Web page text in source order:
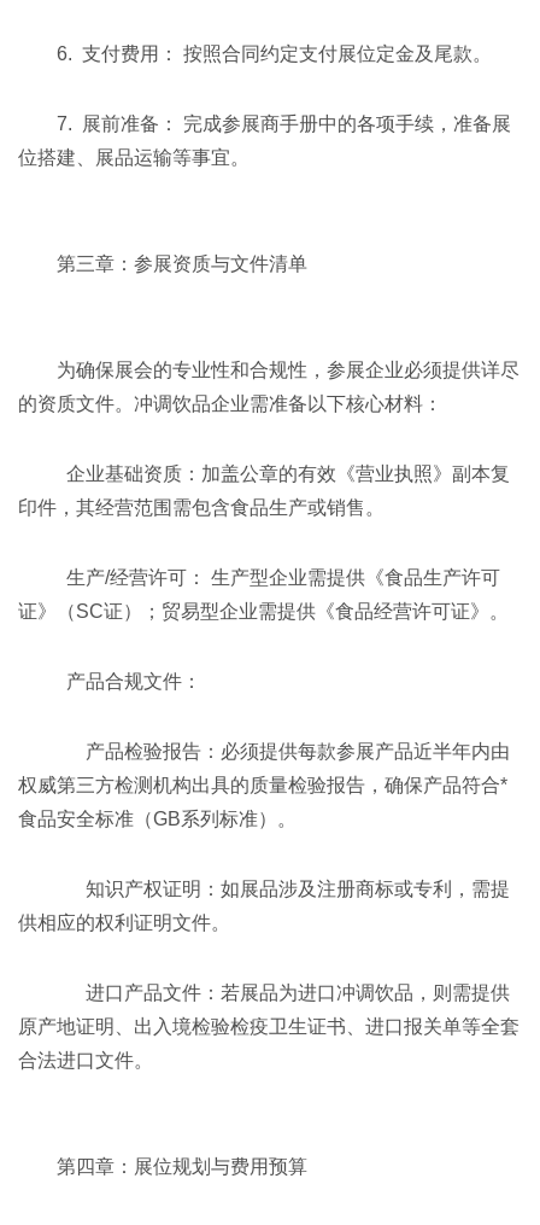
6. 支付费用： 按照合同约定支付展位定金及尾款。
7. 展前准备： 完成参展商手册中的各项手续，准备展
位搭建、展品运输等事宜。
第三章：参展资质与文件清单
为确保展会的专业性和合规性，参展企业必须提供详尽
的资质文件。冲调饮品企业需准备以下核心材料：
企业基础资质：加盖公章的有效《营业执照》副本复
印件，其经营范围需包含食品生产或销售。
生产/经营许可： 生产型企业需提供《食品生产许可
证》（SC证）；贸易型企业需提供《食品经营许可证》。
产品合规文件：
产品检验报告：必须提供每款参展产品近半年内由
权威第三方检测机构出具的质量检验报告，确保产品符合*
食品安全标准（GB系列标准）。
知识产权证明：如展品涉及注册商标或专利，需提
供相应的权利证明文件。
进口产品文件：若展品为进口冲调饮品，则需提供
原产地证明、出入境检验检疫卫生证书、进口报关单等全套
合法进口文件。
第四章：展位规划与费用预算